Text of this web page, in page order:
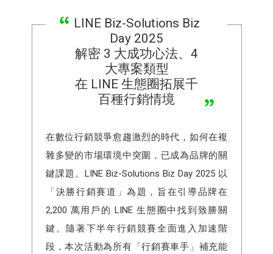
LINE Biz-Solutions Biz
Day 2025
解密 3 大成功心法、4
大專案類型
在 LINE 生態圈拓展千
百種行銷情境
在數位行銷競爭愈趨激烈的時代，如何在複
雜多變的市場環境中突圍，已成為品牌的關
鍵課題。LINE Biz-Solutions Biz Day 2025 以
「決勝行銷賽道」為題，旨在引導品牌在
2,200 萬用戶的 LINE 生態圈中找到致勝關
鍵。隨著下半年行銷競賽全面進入加速階
段，本次活動為所有「行銷賽車手」補充能